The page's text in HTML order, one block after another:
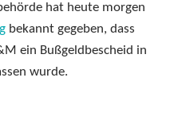
hat heute morgen
bekannt gegeben, dass
ein Bußgeldbescheid in
wurde.